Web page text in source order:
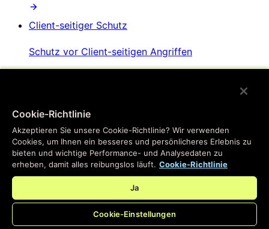
Client-seitiger Schutz
Schutz vor Client-seitigen Angriffen
Verhindern Sie, dass KI-Bots Website-Inhalte
scrapen
Cookie-Richtlinie
Akzeptieren Sie unsere Cookie-Richtlinie? Wir verwenden
Cookies, um Ihnen ein besseres und persönlicheres Erlebnis zu
bieten und wichtige Performance- und Analysedaten zu
erheben, damit alles reibungslos läuft. Cookie-Richtlinie
Ja
Cookie-Einstellungen